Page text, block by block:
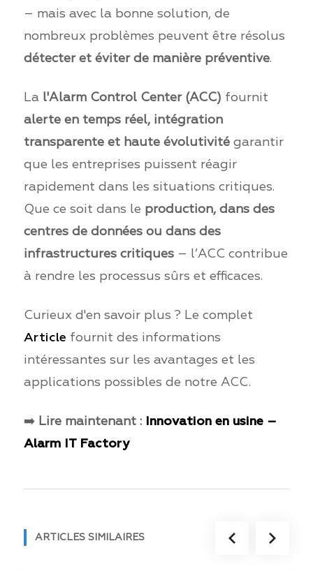
– mais avec la bonne solution, de
nombreux problèmes peuvent être résolus
détecter et éviter de manière préventive.
La l'Alarm Control Center (ACC) fournit
alerte en temps réel, intégration
transparente et haute évolutivitégarantir
que les entreprises puissent réagir
rapidement dans les situations critiques.
Que ce soit dans le production, dans des
centres de données ou dans des
infrastructures critiques– l’ACC contribue
à rendre les processus sûrs et efficaces.
Curieux d'en savoir plus ? Le complet
Article fournit des informations
intéressantes sur les avantages et les
applications possibles de notre ACC.
➡️ Lire maintenant : Innovation en usine –
Alarm IT Factory
ARTICLES SIMILAIRES